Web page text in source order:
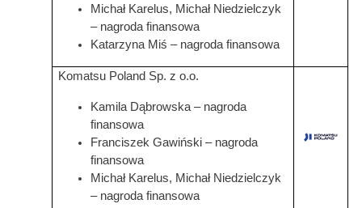
Michał Karelus, Michał Niedzielczyk
– nagroda finansowa
Katarzyna Miś – nagroda finansowa
Komatsu Poland Sp. z o.o.
Kamila Dąbrowska – nagroda
finansowa
Franciszek Gawiński – nagroda
finansowa
Michał Karelus, Michał Niedzielczyk
– nagroda finansowa
Grafika